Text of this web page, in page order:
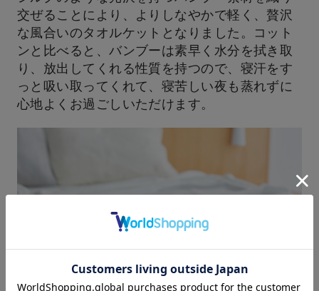
交ぜることにより、よりしなやかで軽く、贅沢
な風合いのタオルケットとなりました。コット
ンと比べると、バンブーは素早く水分を拭き取
り、放出してくれる性質を持つので、寝汗をす
っと吸い取ってくれて、寝苦しい夜も蒸れずに
心地よくお過ごしいただけます。